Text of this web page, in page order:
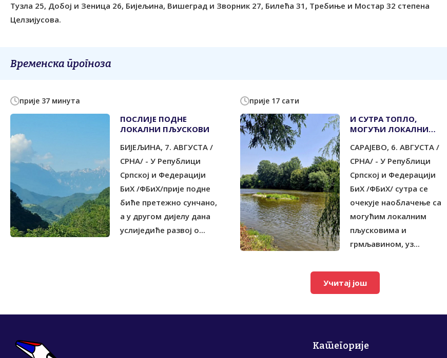
Тузла 25, Добој и Зеница 26, Бијељина, Вишеград и Зворник 27, Билећа 31, Требиње и Мостар 32 степена
Целзијусова.
Временска прогноза
прије 37 минута
ПОСЛИЈЕ ПОДНЕ
ЛОКАЛНИ ПЉУСКОВИ
БИЈЕЉИНА, 7. АВГУСТА /
СРНА/ - У Републици
Српској и Федерацији
БиХ /ФБиХ/прије подне
биће претежно сунчано,
а у другом дијелу дана
услиједиће развој о...
прије 17 сати
И СУТРА ТОПЛО,
МОГУЋИ ЛОКАЛНИ
САРАЈЕВО, 6. АВГУСТА /
СРНА/ - У Републици
Српској и Федерацији
БиХ /ФБиХ/ сутра се
очекује наоблачење са
могућим локалним
пљусковима и
грмљавином, уз...
Учитај још
Категорије